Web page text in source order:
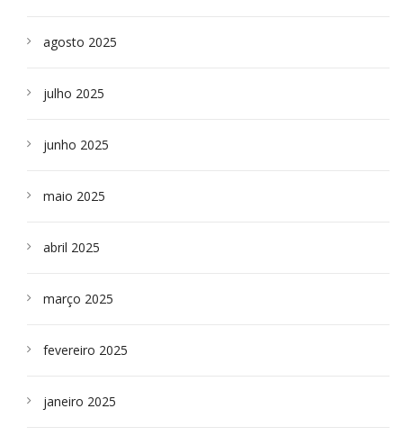
agosto 2025
julho 2025
junho 2025
maio 2025
abril 2025
março 2025
fevereiro 2025
janeiro 2025